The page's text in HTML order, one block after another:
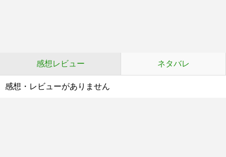
感想レビュー ネタバレ
感想・レビューがありません